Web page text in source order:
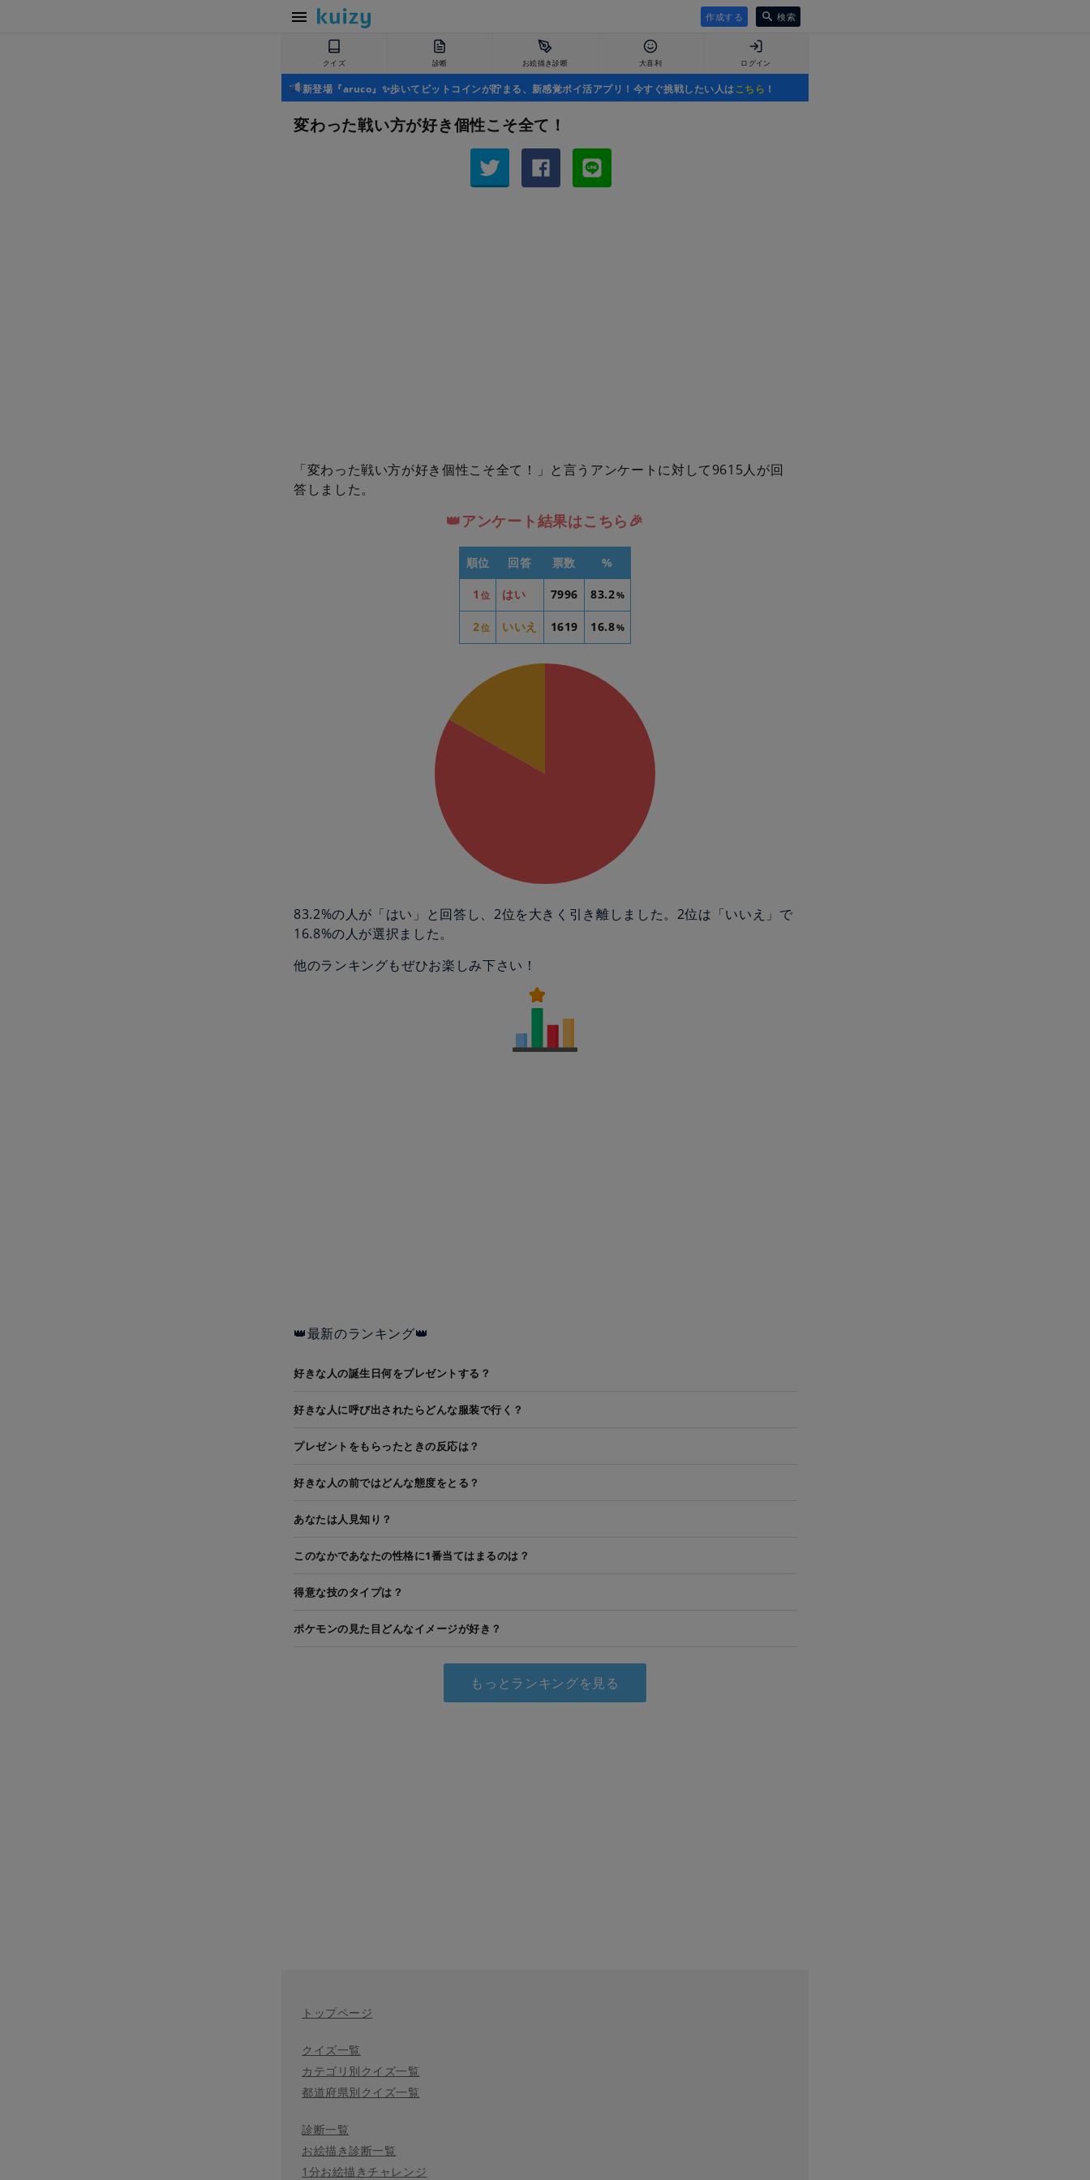
作成する 検索
クイズ 診断 お絵描き診断 大喜利 ログイン
新登場『aruco』✨歩いてビットコインが貯まる、新感覚ポイ活アプリ！今すぐ挑戦したい人はこちら ！
変わった戦い方が好き個性こそ全て！
「変わった戦い方が好き個性こそ全て！」と言うアンケートに対して9615人が回
答しました。
👑アンケート結果はこちら🎉
順位 回答 票数 %
1 位 はい 7996 83.2%
2位 いいえ 1619 16.8%
83.2%の人が「はい」と回答し、2位を大きく引き離しました。2位は「いいえ」で
16.8%の人が選択ました。
他のランキングもぜひお楽しみ下さい！
👑最新のランキング👑
好きな人の誕生日何をプレゼントする？
好きな人に呼び出されたらどんな服装で行く？
プレゼントをもらったときの反応は？
好きな人の前ではどんな態度をとる？
あなたは人見知り？
このなかであなたの性格に1番当てはまるのは？
得意な技のタイプは？
ポケモンの見た目どんなイメージが好き？
もっとランキングを見る
トップページ
クイズ一覧
カテゴリ別クイズ一覧
都道府県別クイズ一覧
診断一覧
お絵描き診断一覧
1分お絵描きチャレンジ